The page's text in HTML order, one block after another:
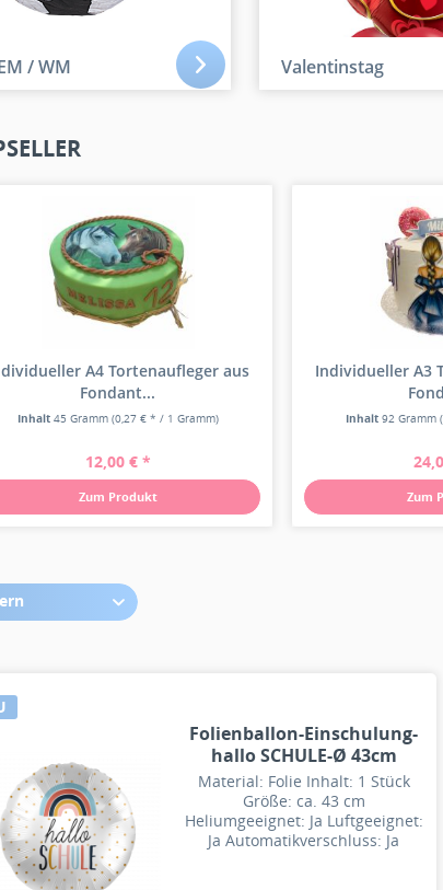
/ WM Valentinstag
A4 Tortenaufleger aus
Fondant...
Inhalt 45 Gramm (0,27 € * / 1 Gramm)
12,00 € *
Zum Produkt
Individueller A3
Inhalt 92 Gramm
Zum
Folienballon-Einschulung-
hallo SCHULE-Ø 43cm
Material: Folie Inhalt: 1 Stück
Größe: ca. 43 cm
Heliumgeeignet: Ja Luftgeeignet:
Ja Automatikverschluss: Ja